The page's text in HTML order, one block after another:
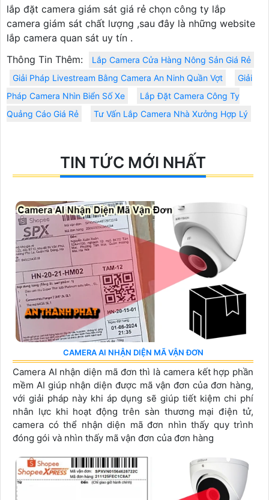
lắp đặt camera giám sát giá rẻ chọn công ty lắp
camera giám sát chất lượng ,sau đây là những website
lắp camera quan sát uy tín .
Thông Tin Thêm:
Lắp Camera Cửa Hàng Nông Sản Giá Rẻ
Giải Pháp Livestream Bằng Camera An Ninh Quần Vợt
Giải
Pháp Camera Nhìn Biển Số Xe
Lắp Đặt Camera Công Ty
Quảng Cáo Giá Rẻ
Tư Vấn Lắp Camera Nhà Xưởng Hợp Lý
TIN TỨC MỚI NHẤT
CAMERA AI NHẬN DIỆN MÃ VẬN ĐƠN
Camera AI nhận diện mã đơn thì là camera kết hợp phần
mềm AI giúp nhận diện được mã vận đơn của đơn hàng,
với giải pháp này khi áp dụng sẽ giúp tiết kiệm chi phí
nhân lực khi hoạt động trên sàn thương mại điện tử,
camera có thể nhận diện mã đơn nhìn thấy quy trình
đóng gói và nhìn thấy mã vận đơn của đơn hàng